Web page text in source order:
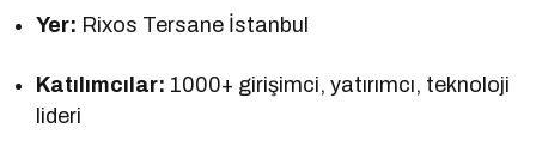
Yer: Rixos Tersane İstanbul
Katılımcılar: 1000+ girişimci, yatırımcı, teknoloji
lideri